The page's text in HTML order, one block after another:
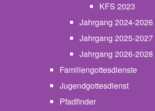
KFS 2023
Jahrgang 2024-2026
Jahrgang 2025-2027
Jahrgang 2026-2028
Familiengottesdienste
Jugendgottesdienst
Pfadfinder